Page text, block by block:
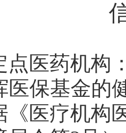
点 医药机构
医保基金的
《医疗机构